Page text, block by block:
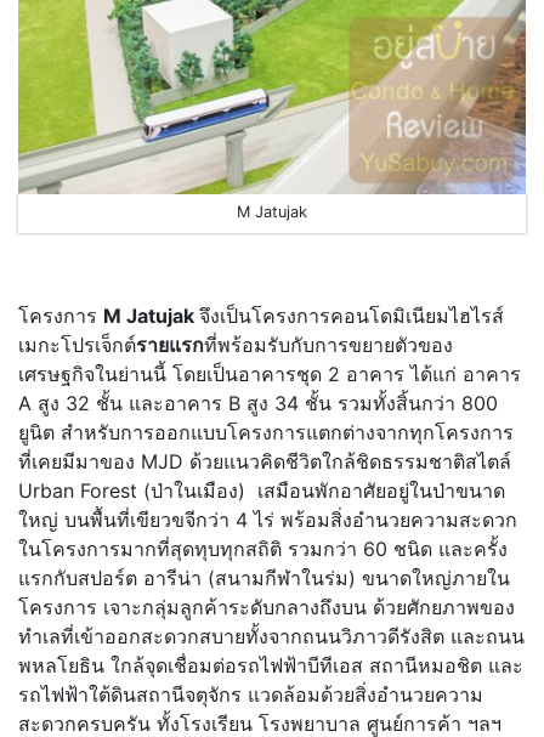
M Jatujak
โครงการ M Jatujak จึงเป็นโครงการคอนโดมิเนียมไฮไรส์
เมกะโปรเจ็กต์รายแรกที่พร้อมรับกับการขยายตัวของ
เศรษฐกิจในย่านนี้ โดยเป็นอาคารชุด 2 อาคาร ได้แก่ อาคาร
A สูง 32 ชั้น และอาคาร B สูง 34 ชั้น รวมทั้งสิ้นกว่า 800
ยูนิต สำหรับการออกแบบโครงการแตกต่างจากทุกโครงการ
ที่เคยมีมาของ MJD ด้วยแนวคิดชีวิตใกล้ชิดธรรมชาติสไตล์
Urban Forest (ป่าในเมือง)
เสมือนพักอาศัยอยู่ในป่าขนาด
ใหญ่ บนพื้นที่เขียวขจีกว่า 4ไร่ พร้อมสิ่งอำนวยความสะดวก
ในโครงการมากที่สุดทุบทุกสถิติ รวมกว่า 60 ชนิด และครั้ง
แรกกับสปอร์ต อารีน่า (สนามกีฬาในร่ม) ขนาดใหญ่ภายใน
โครงการ เจาะกลุ่มลูกค้าระดับกลางถึงบน ด้วยศักยภาพของ
ทำเลที่เข้าออกสะดวกสบายทั้งจากถนนวิภาวดีรังสิต และถนน
พหลโยธิน ใกล้จุดเชื่อมต่อรถไฟฟ้าบีทีเอส สถานีหมอชิต และ
รถไฟฟ้าใต้ดินสถานีจตุจักร แวดล้อมด้วยสิ่งอำนวยความ
สะดวกครบครัน ทั้งโรงเรียน โรงพยาบาล ศูนย์การค้า ฯลฯ